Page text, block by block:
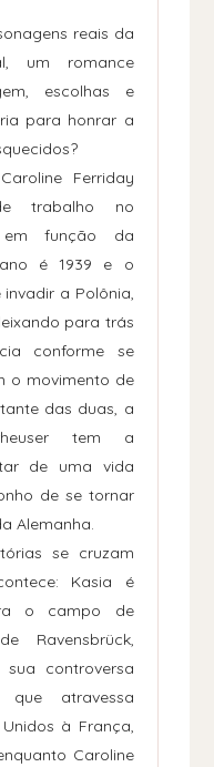
reais da
um romance
escolhas e
para honrar a
Ferriday
trabalho no
em função da
é 1939 e o
a Polônia,
para trás
conforme se
o movimento de
das duas, a
tem a
de uma vida
de se tornar
Alemanha.
se cruzam
Kasia é
o campo de
Ravensbrück,
controversa
que atravessa
à França,
Caroline